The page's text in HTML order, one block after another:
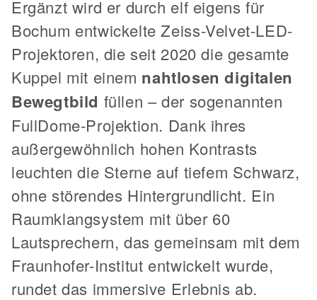
Ergänzt wird er durch elf eigens für
Bochum entwickelte Zeiss-Velvet-LED-
Projektoren, die seit 2020 die gesamte
Kuppel mit einem nahtlosen digitalen
Bewegtbild füllen – der sogenannten
FullDome-Projektion. Dank ihres
außergewöhnlich hohen Kontrasts
leuchten die Sterne auf tiefem Schwarz,
ohne störendes Hintergrundlicht. Ein
Raumklangsystem mit über 60
Lautsprechern, das gemeinsam mit dem
Fraunhofer-Institut entwickelt wurde,
rundet das immersive Erlebnis ab.